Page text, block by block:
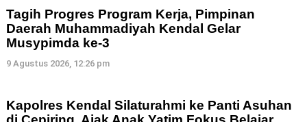
Tagih Progres Program Kerja, Pimpinan
Daerah Muhammadiyah Kendal Gelar
Musypimda ke-3
9 Agustus 2026, 12:26 pm
Kapolres Kendal Silaturahmi ke Panti Asuhan